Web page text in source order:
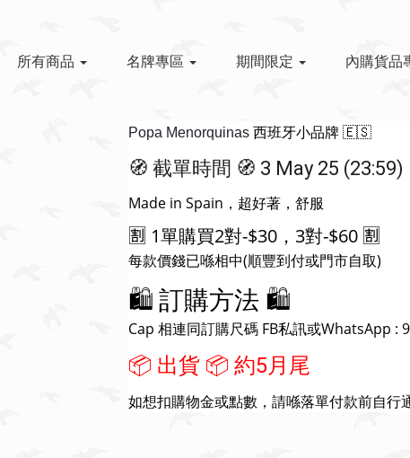
所有商品 名牌專區 期間限定 內購貨品
Popa Menorquinas 西班牙小品牌 🇪🇸
🧭 截單時間 🧭 3 May 25 (23:59)
Made in Spain，超好著，舒服
🈹 1單購買2對-$30，3對-$60 🈹
每款價錢已喺相中(順豐到付或門市自取)
🛍️ 訂購方法 🛍️
Cap 相連同訂購尺碼 FB私訊或WhatsApp :
📦 出貨 📦 約5月尾
如想扣購物金或點數，請喺落單付款前自行